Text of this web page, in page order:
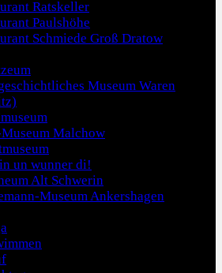
Ratskeller
Paulshöhe
Schmiede Groß Dratow
Museum Waren
Malchow
un wunner di!
Alt Schwerin
Museum Ankershagen